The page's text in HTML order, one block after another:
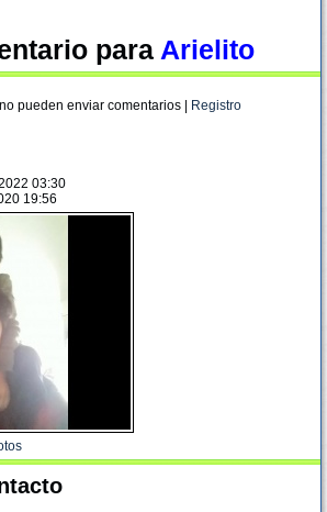
para Arielito
pueden enviar comentarios | Registro
03:30
19:56